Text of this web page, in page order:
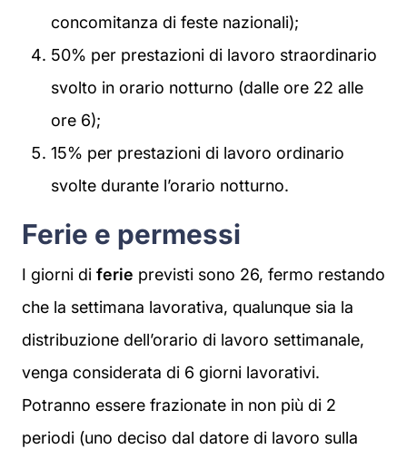
concomitanza di feste nazionali);
50% per prestazioni di lavoro straordinario
svolto in orario notturno (dalle ore 22 alle
ore 6);
15% per prestazioni di lavoro ordinario
svolte durante l’orario notturno.
Ferie e permessi
I giorni di ferie previsti sono 26, fermo restando
che la settimana lavorativa, qualunque sia la
distribuzione dell’orario di lavoro settimanale,
venga considerata di 6 giorni lavorativi.
Potranno essere frazionate in non più di 2
periodi (uno deciso dal datore di lavoro sulla